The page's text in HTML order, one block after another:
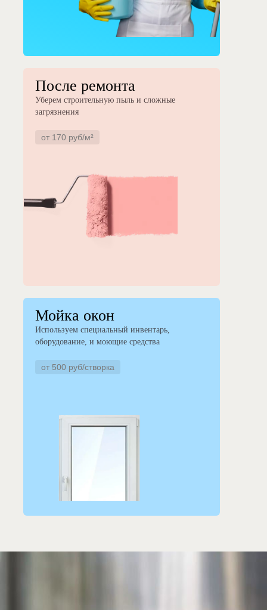
После ремонта
Уберем строительную пыль и сложные
загрязнения
от 170 руб/м²
Мойка окон
Используем специальный инвентарь,
оборудование, и моющие средства
от 500 руб/створка